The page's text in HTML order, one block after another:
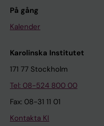
På gång
Kalender
Karolinska Institutet
171 77 Stockholm
Tel: 08-524 800 00
Fax: 08-31 11 01
Kontakta KI